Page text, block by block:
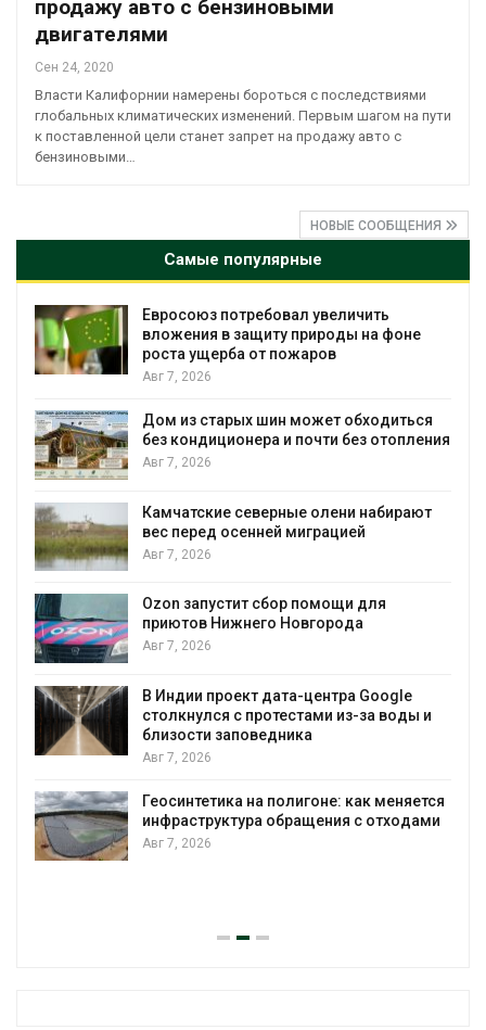
продажу авто с бензиновыми
двигателями
Сен 24, 2020
Власти Калифорнии намерены бороться с последствиями
глобальных климатических изменений. Первым шагом на пути
к поставленной цели станет запрет на продажу авто с
бензиновыми…
НОВЫЕ СООБЩЕНИЯ
Самые популярные
Евросоюз потребовал увеличить
вложения в защиту природы на фоне
роста ущерба от пожаров
Авг 7, 2026
Дом из старых шин может обходиться
без кондиционера и почти без отопления
Авг 7, 2026
Камчатские северные олени набирают
вес перед осенней миграцией
Авг 7, 2026
Ozon запустит сбор помощи для
приютов Нижнего Новгорода
Авг 7, 2026
В Индии проект дата-центра Google
столкнулся с протестами из-за воды и
близости заповедника
Авг 7, 2026
Геосинтетика на полигоне: как меняется
инфраструктура обращения с отходами
Авг 7, 2026